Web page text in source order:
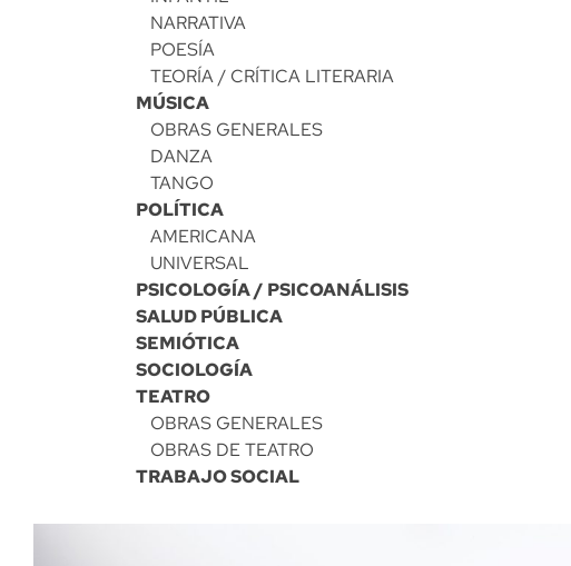
NARRATIVA
POESÍA
TEORÍA / CRÍTICA LITERARIA
MÚSICA
OBRAS GENERALES
DANZA
TANGO
POLÍTICA
AMERICANA
UNIVERSAL
PSICOLOGÍA / PSICOANÁLISIS
SALUD PÚBLICA
SEMIÓTICA
SOCIOLOGÍA
TEATRO
OBRAS GENERALES
OBRAS DE TEATRO
TRABAJO SOCIAL